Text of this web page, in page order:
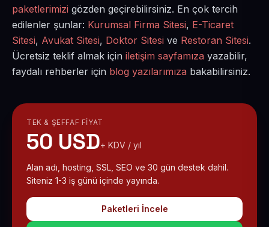
paketlerimizi gözden geçirebilirsiniz. En çok tercih
edilenler şunlar: Kurumsal Firma Sitesi, E-Ticaret
Sitesi, Avukat Sitesi, Doktor Sitesi ve Restoran Sitesi.
Ücretsiz teklif almak için iletişim sayfamıza yazabilir,
faydalı rehberler için blog yazılarımıza bakabilirsiniz.
TEK & ŞEFFAF FIYAT
50 USD+ KDV / yıl
Alan adı, hosting, SSL, SEO ve 30 gün destek dahil.
Siteniz 1-3 iş günü içinde yayında.
Paketleri İncele